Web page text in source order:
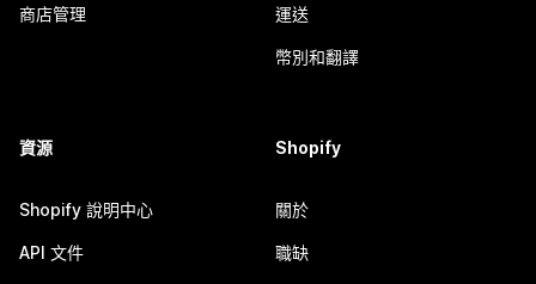
商店管理 運送
幣別和翻譯
資源
Shopify 說明中心
API 文件
Shopify
關於
職缺